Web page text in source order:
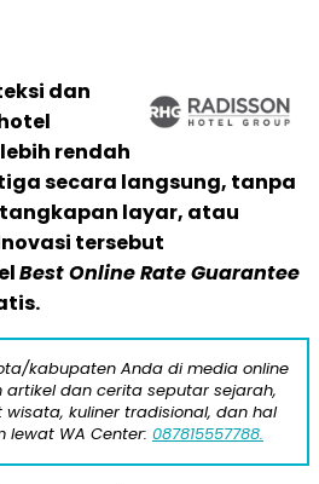
dan
rendah
secara langsung, tanpa
layar, atau
tersebut
Best Online Rate Guarantee
kabupaten Anda di media online
artikel dan cerita seputar sejarah,
kuliner tradisional, dan hal
lewat WA Center: 087815557788.